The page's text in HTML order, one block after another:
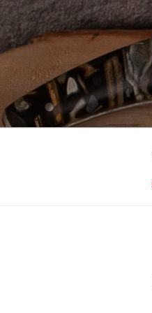
Aller
au
contenu
principal